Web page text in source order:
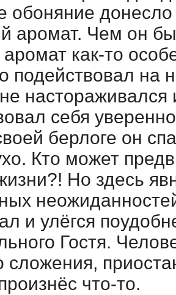
обоняние
аромат. Чем он
аромат как-то
подействовал на
настораживался
себя
берлоге он
Кто может
Но здесь
и улёгся
Гостя.
сложения,
что-то.